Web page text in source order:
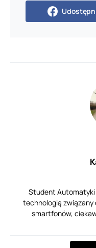
Student Automatyki
technologią związany
smartfonów,